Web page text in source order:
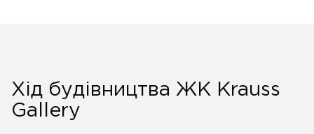
Хід будівництва ЖК Krauss
Gallery